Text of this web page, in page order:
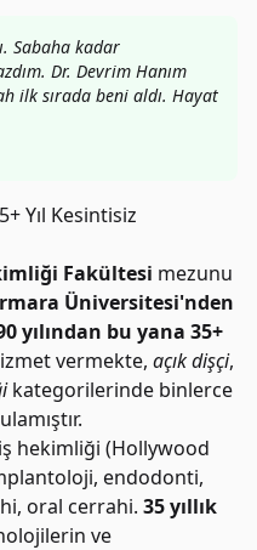
Sabaha kadar
Dr. Devrim Hanım
ilk sırada beni aldı. Hayat
Yıl Kesintisiz
Fakültesi mezunu
Üniversitesi'nden
yılından bu yana 35+
vermekte, açık dişçi,
kategorilerinde binlerce
hekimliği (Hollywood
endodonti,
oral cerrahi. 35 yıllık
ve